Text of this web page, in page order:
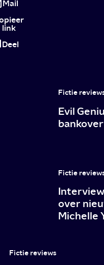
romcoms
om
bij
Mail
link
Deel
Fictie
Evil
Fictie
over
Michelle
Fictie reviews